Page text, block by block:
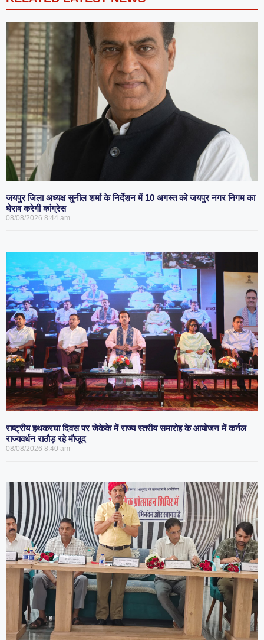
जयपुर जिला अध्यक्ष सुनील शर्मा के निर्देशन में 10 अगस्त को जयपुर नगर निगम का
घेराव करेगी कांग्रेस
08/08/2026 8:44 am
राष्ट्रीय हथकरघा दिवस पर जेकेके में राज्य स्तरीय समारोह के आयोजन में कर्नल
राज्यवर्धन राठौड़ रहे मौजूद
08/08/2026 8:40 am